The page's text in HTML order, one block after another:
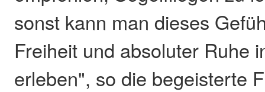
sonst kann man dieses
Freiheit und absoluter Ruhe
erleben", so die begeisterte